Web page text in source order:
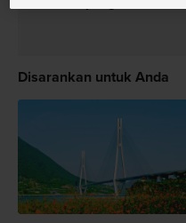
Disarankan untuk Anda